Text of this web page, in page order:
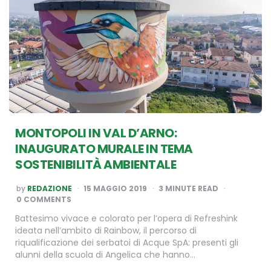
MONTOPOLI IN VAL D’ARNO:
INAUGURATO MURALE IN TEMA
SOSTENIBILITÀ AMBIENTALE
POSTED
BY
by REDAZIONE 15 MAGGIO 2019 3 MINUTE READ
0 COMMENTS
Battesimo vivace e colorato per l’opera di Refreshink
ideata nell’ambito di Rainbow, il percorso di
riqualificazione dei serbatoi di Acque SpA: presenti gli
alunni della scuola di Angelica che hanno…